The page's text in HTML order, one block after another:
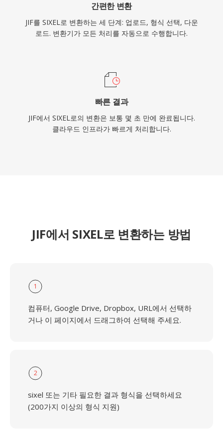
간편한 변환
JIF를 SIXEL로 변환하는 세 단계: 업로드, 형식 선택, 다운
로드. 변환기가 모든 처리를 자동으로 수행합니다.
빠른 결과
JIF에서 SIXEL로의 변환은 보통 몇 초 만에 완료됩니다.
클라우드 인프라가 빠르게 처리합니다.
JIF에서 SIXEL로 변환하는 방법
1
컴퓨터, Google Drive, Dropbox, URL에서 선택하
거나 이 페이지에서 드래그하여 선택해 주세요.
2
sixel 또는 기타 필요한 결과 형식을 선택하세요
(200가지 이상의 형식 지원)